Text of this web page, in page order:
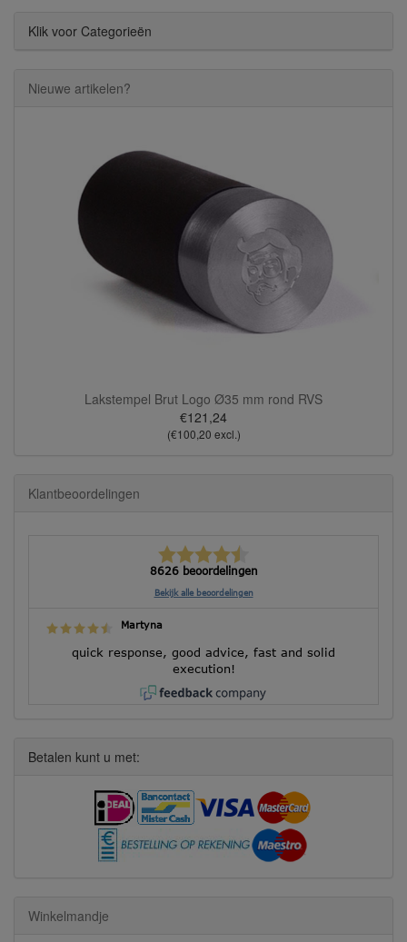
Klik voor Categorieën
Nieuwe artikelen?
Lakstempel Brut Logo Ø35 mm rond RVS
€121,24
(€100,20 excl.)
Klantbeoordelingen
8626 beoordelingen
Bekijk alle beoordelingen
Martyna
quick response, good advice, fast and solid
execution!
Betalen kunt u met:
Winkelmandje